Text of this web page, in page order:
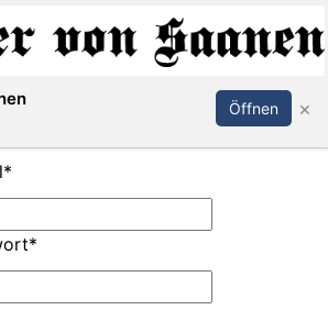
Abonnieren Anmelden
*
*
Öffnen ×